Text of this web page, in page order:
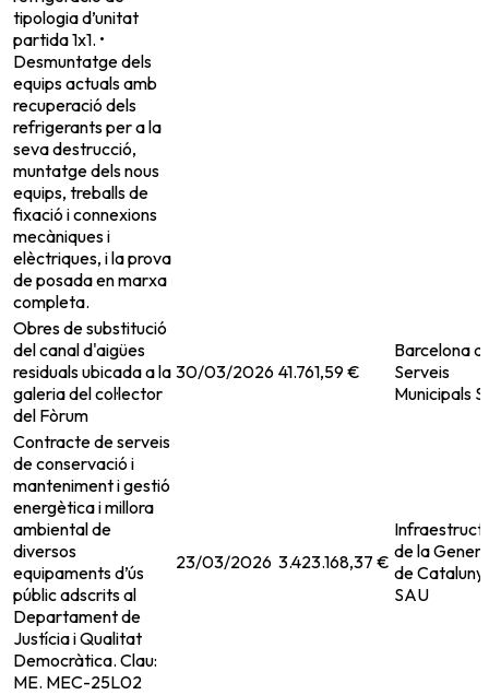
tipologia d’unitat
partida 1x1. •
Desmuntatge dels
equips actuals amb
recuperació dels
refrigerants per a la
seva destrucció,
muntatge dels nous
equips, treballs de
fixació i connexions
mecàniques i
elèctriques, i la prova
de posada en marxa
completa.
Obres de substitució
del canal d'aigües
residuals ubicada a la
galeria del col·lector
del Fòrum
30/03/2026 41.761,59 €
Barcelona
Serveis
Municipals
Contracte de serveis
de conservació i
manteniment i gestió
energètica i millora
ambiental de
diversos
equipaments d’ús
públic adscrits al
Departament de
Justícia i Qualitat
Democràtica. Clau:
ME. MEC-25L02
23/03/2026 3.423.168,37 € de la
de
SAU